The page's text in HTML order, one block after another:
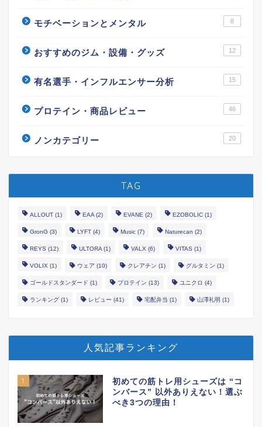
モチベーションとメンタル 8
おすすめのジム・設備・グッズ 12
有名選手・インフルエンサー分析 15
プロテイン・商品レビュー 46
ノンカテゴリー 20
TAG
ALLOUT (1) EAA(2) EVANE (2) EZOBOLIC (1)
GronG (3) LYFT (4) Music (7) Naturecan (2)
REYS (12) ULTORA(1) VALX (6) VITAS (1)
VOLIX (1) ウェア (10) クレアチン (1) グルタミン (1)
ゴールドスタンダード (1) プロテイン (13) ユニクロ (4)
ランキング (1) レビュー (41) 宅配弁当 (1) 山澤礼明 (1)
人気記事ランキング
1
初めての筋トレ用シューズは “コ
ンバース” 以外ありえない！選ぶ
べき3つの理由！